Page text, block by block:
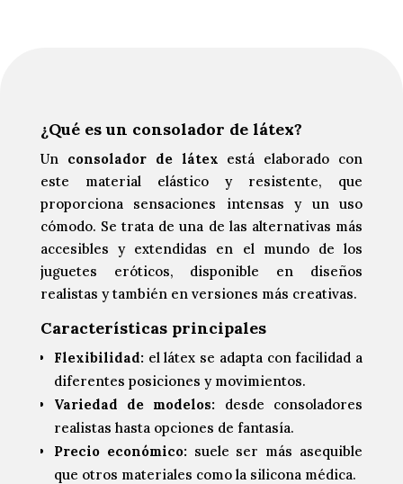
¿Qué es un consolador de látex?
Un consolador de látex está elaborado con
este material elástico y resistente, que
proporciona sensaciones intensas y un uso
cómodo. Se trata de una de las alternativas más
accesibles y extendidas en el mundo de los
juguetes eróticos, disponible en diseños
realistas y también en versiones más creativas.
Características principales
Flexibilidad: el látex se adapta con facilidad a
diferentes posiciones y movimientos.
Variedad de modelos: desde consoladores
realistas hasta opciones de fantasía.
Precio económico: suele ser más asequible
que otros materiales como la silicona médica.